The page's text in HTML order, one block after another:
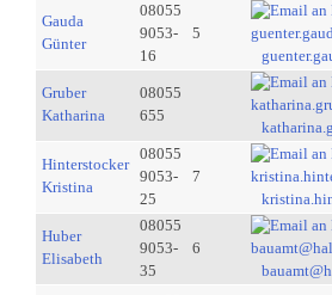
Gauda
Günter
08055
9053-
16
5
Gruber
Katharina
08055
655
Hinterstocker
Kristina
08055
9053-
25
7
Huber
Elisabeth
08055
9053-
35
6